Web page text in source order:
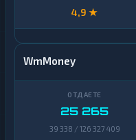
4,9 ★
WmMoney
25 265
39 338 / 126 327 409